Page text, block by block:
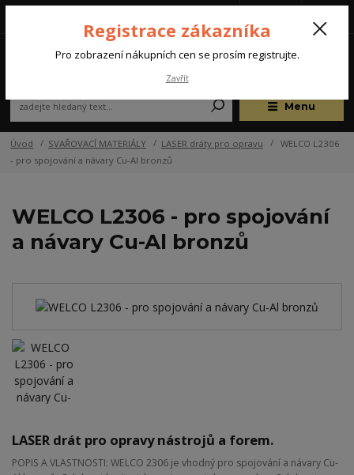
Menu
(Po-Pá, 07:00-15:30 hod.)
Úvod SVAŘOVACÍ MATERIÁLY LASER dráty pro opravu
WELCO L2306
- pro spojování a návary Cu-Al bronzů
WELCO L2306 - pro spojování
a návary Cu-Al bronzů
LASER drát pro opravy nástrojů a forem.
POPIS A VLASTNOSTI: WELCO 2306 je vhodný pro spojování a návary Cu-
Registrace zákazníka
Pro zobrazení nákupních cen se prosím registrujte.
Zavřít